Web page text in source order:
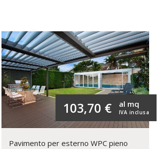
103,70 € IVA inclusa
al mq
Pavimento per esterno WPC pieno